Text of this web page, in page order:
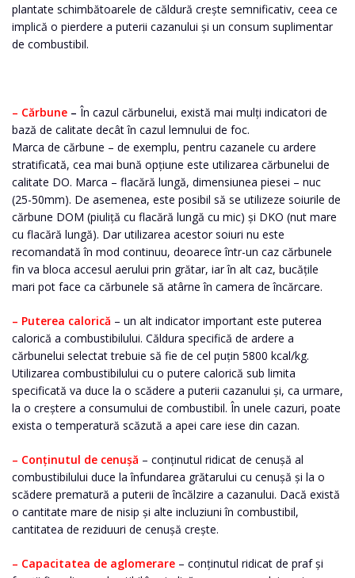
plantate schimbătoarele de căldură crește semnificativ, ceea ce
implică o pierdere a puterii cazanului și un consum suplimentar
de combustibil.
– Cărbune – În cazul cărbunelui, există mai mulți indicatori de
bază de calitate decât în ​​cazul lemnului de foc.
Marca de cărbune – de exemplu, pentru cazanele cu ardere
stratificată, cea mai bună opțiune este utilizarea cărbunelui de
calitate DO. Marca – flacără lungă, dimensiunea piesei – nuc
(25-50mm). De asemenea, este posibil să se utilizeze soiurile de
cărbune DOM (piuliță cu flacără lungă cu mic) și DKO (nut mare
cu flacără lungă). Dar utilizarea acestor soiuri nu este
recomandată în mod continuu, deoarece într-un caz cărbunele
fin va bloca accesul aerului prin grătar, iar în alt caz, bucățile
mari pot face ca cărbunele să atârne în camera de încărcare.
– Puterea calorică – un alt indicator important este puterea
calorică a combustibilului. Căldura specifică de ardere a
cărbunelui selectat trebuie să fie de cel puțin 5800 kcal/kg.
Utilizarea combustibilului cu o putere calorică sub limita
specificată va duce la o scădere a puterii cazanului și, ca urmare,
la o creștere a consumului de combustibil. În unele cazuri, poate
exista o temperatură scăzută a apei care iese din cazan.
– Conținutul de cenușă – conținutul ridicat de cenușă al
combustibilului duce la înfundarea grătarului cu cenușă și la o
scădere prematură a puterii de încălzire a cazanului. Dacă există
o cantitate mare de nisip și alte incluziuni în combustibil,
cantitatea de reziduuri de cenușă crește.
– Capacitatea de aglomerare – conținutul ridicat de praf și